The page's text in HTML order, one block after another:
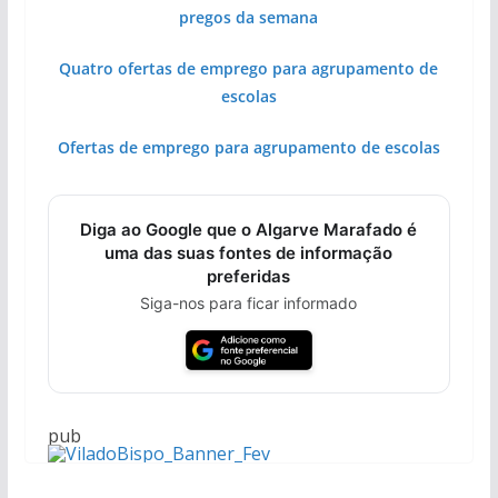
pregos da semana
Quatro ofertas de emprego para agrupamento de
escolas
Ofertas de emprego para agrupamento de escolas
Diga ao Google que o Algarve Marafado é
uma das suas fontes de informação
preferidas
Siga-nos para ficar informado
pub